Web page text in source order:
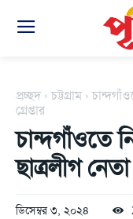
প্রচ্ছদ চট্টগ্রাম
গ্রেপ্তার
চান্দগাঁওতে
ছাত্রলীগ নেতা
ডিসেম্বর ৩, ২০২৪